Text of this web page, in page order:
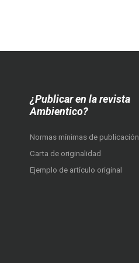
¿Publicar en la revista
Ambientico?
Normas mínimas de publicación
Carta de originalidad
Ejemplo de artículo original